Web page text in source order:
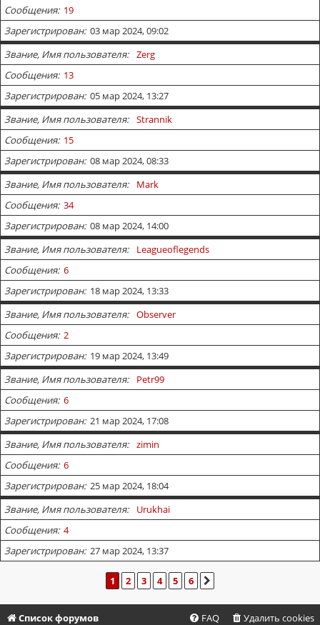
Сообщения 19
Зарегистрирован 03 мар 2024, 09:02
Звание, Имя пользователя
Zerg
Сообщения 13
Зарегистрирован 05 мар 2024, 13:27
Звание, Имя пользователя
Strannik
Сообщения 15
Зарегистрирован 08 мар 2024, 08:33
Звание, Имя пользователя
Mark
Сообщения 34
Зарегистрирован 08 мар 2024, 14:00
Звание, Имя пользователя
Leagueoflegends
Сообщения 6
Зарегистрирован 18 мар 2024, 13:33
Звание, Имя пользователя
Observer
Сообщения 2
Зарегистрирован 19 мар 2024, 13:49
Звание, Имя пользователя
Petr99
Сообщения 6
Зарегистрирован 21 мар 2024, 17:08
Звание, Имя пользователя
zimin
Сообщения 6
Зарегистрирован 25 мар 2024, 18:04
Звание, Имя пользователя
Urukhai
Сообщения 4
Зарегистрирован 27 мар 2024, 13:37
1 2 3 4 5 6
Список форумов Удалить cookies
FAQ